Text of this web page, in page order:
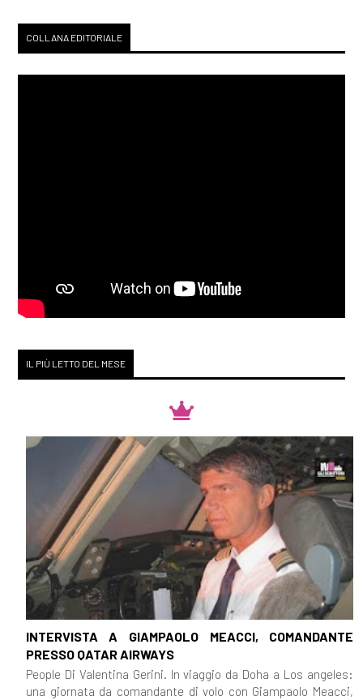
COLLANA EDITORIALE
IL PIÙ LETTO DEL MESE
INTERVISTA A GIAMPAOLO MEACCI, COMANDANTE
PRESSO QATAR AIRWAYS
People Di Valentina Gerini. In viaggio da Doha a Los angeles:
una giornata da comandante di volo con Giampaolo Meacci,